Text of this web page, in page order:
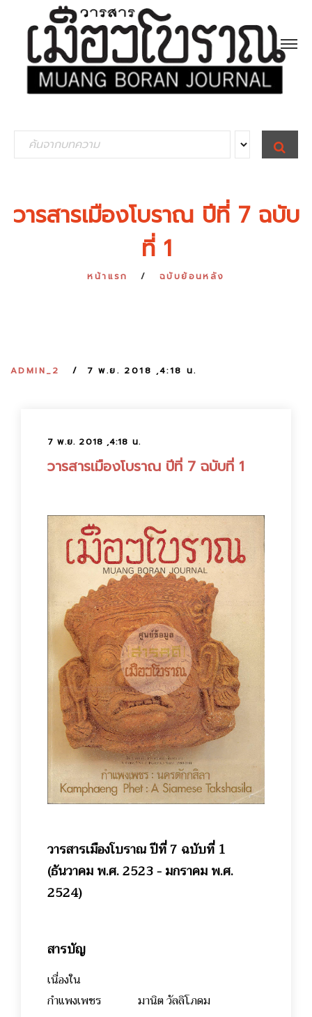
e
c
S
E
A
วารสารเมืองโบราณ ปีที่ 7 ฉบับ
ที่ 1
หน้าแรก ฉบับย้อนหลัง
ADMIN_2 7 พ.ย. 2018 ,4:18 น.
7 พ.ย. 2018 ,4:18 น.
วารสารเมืองโบราณ ปีที่ 7 ฉบับที่ 1
วารสารเมืองโบราณ ปีที่ 7 ฉบับที่ 1
(ธันวาคม พ.ศ. 2523 - มกราคม พ.ศ.
2524)
สารบัญ
เนื่องใน
กำแพงเพชร
มานิต วัลลิโภดม